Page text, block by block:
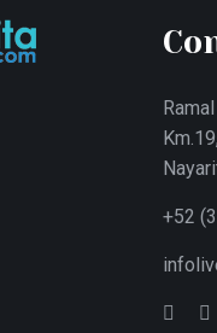
+52